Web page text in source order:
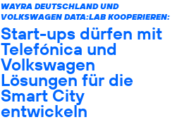
WAYRA DEUTSCHLAND UND
VOLKSWAGEN DATA:LAB KOOPERIEREN:
Start-ups dürfen mit
Telefónica und
Volkswagen
Lösungen für die
Smart City
entwickeln